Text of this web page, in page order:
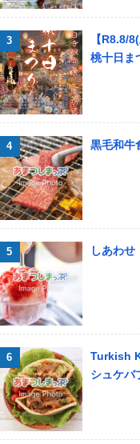
【R8.8/
桃十日ま
黒毛和牛
しあわせ
Turkish
シュケバ